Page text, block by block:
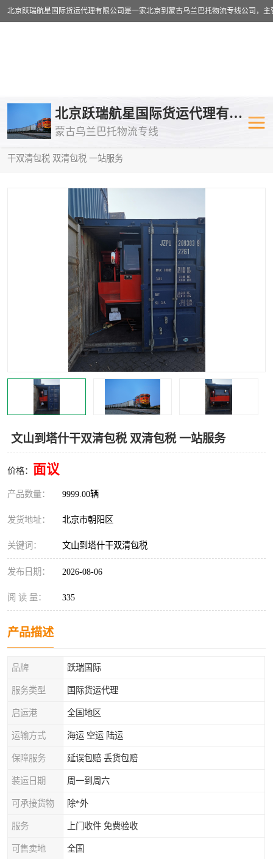
北京跃瑞航星国际货运代理有限公司
蒙古乌兰巴托物流专线
干双清包税 双清包税 一站服务
文山到塔什干双清包税 双清包税 一站服务
价格： 面议
产品数量： 9999.00辆
发货地址： 北京市朝阳区
关键词： 文山到塔什干双清包税
发布日期： 2026-08-06
阅 读 量： 335
产品描述
品牌 跃瑞国际
服务类型 国际货运代理
启运港 全国地区
运输方式 海运 空运 陆运
保障服务 延误包赔 丢货包赔
装运日期 周一到周六
可承接货物 除*外
服务 上门收件 免费验收
可售卖地 全国
乌兰巴托物流专线 乌兰巴托铁
乌兰巴托公路运输
中欧班列
蒙古乌兰巴托双清包税
蒙古乌兰巴托空运专线
蒙古乌兰巴托汽运专线
中亚铁路运输